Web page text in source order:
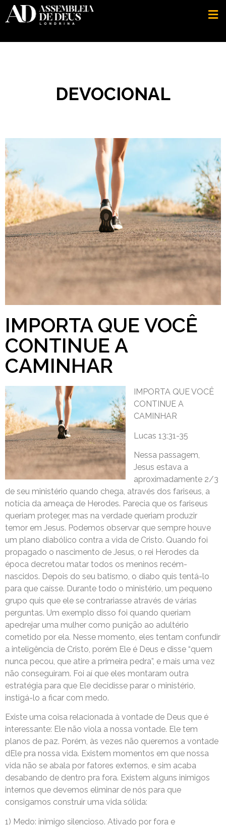
DEVOCIONAL
IMPORTA QUE VOCÊ
CONTINUE A
CAMINHAR
IMPORTA QUE VOCÊ
CONTINUE A
CAMINHAR
Lucas 13:31-35
Nessa passagem,
Jesus estava a
aproximadamente 2/3
de seu ministério quando chega, através dos fariseus, a
notícia da ameaça de Herodes. Parecia que os fariseus
queriam proteger, mas na verdade queriam produzir
temor em Jesus. Podemos observar que sempre houve
um plano diabólico contra a vida de Cristo. Quando foi
propagado o nascimento de Jesus, o rei Herodes da
época decretou matar todos os meninos recém-
nascidos. Depois do seu batismo, o diabo quis tentá-lo
para que caísse. Durante todo o ministério, um pequeno
grupo quis que ele se contrariasse através de várias
perguntas. Um exemplo disso foi quando queriam
apedrejar uma mulher como punição ao adultério
cometido por ela. Nesse momento, eles tentam confundir
a inteligência de Cristo, porém Ele é Deus e disse “quem
nunca pecou, que atire a primeira pedra”, e mais uma vez
não conseguiram. Foi aí que eles montaram outra
estratégia para que Ele decidisse parar o ministério,
instigá-lo a ficar com medo.
Existe uma coisa relacionada à vontade de Deus que é
interessante: Ele não viola a nossa vontade. Ele tem
planos de paz. Porém, às vezes não queremos a vontade
dEle pra nossa vida. Existem momentos em que nossa
vida não se abala por fatores externos, e sim acaba
desabando de dentro pra fora. Existem alguns inimigos
internos que devemos eliminar de nós para que
consigamos construir uma vida sólida:
1) Medo: inimigo silencioso. Ativado por fora e